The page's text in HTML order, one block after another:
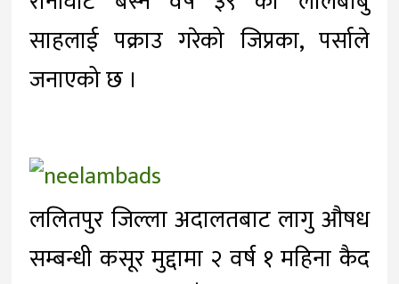
साहलाई पक्राउ गरेको जिप्रका, पर्साले
जनाएको छ ।
ललितपुर जिल्ला अदालतबाट लागु औषध
सम्बन्धी कसूर मुद्दामा २ वर्ष १ महिना कैद